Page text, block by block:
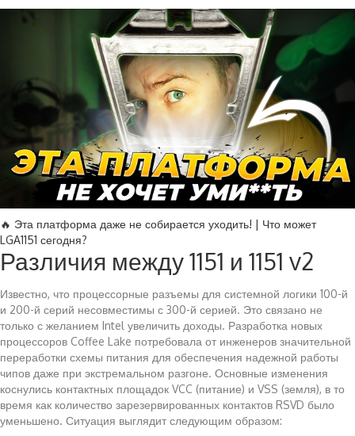
🔥 Эта платформа даже не собирается уходить! | Что может
LGA1151 сегодня?
Различия между 1151 и 1151 v2
Известно, что процессорные разъемы для системной логики 100-й
и 200-й серий несовместимы с 300-й серией. Это связано не
только с желанием Intel увеличить доходы. Разработка новых
процессоров Coffee Lake потребовала от инженеров значительной
переработки схемы питания для обеспечения надежной работы
чипов даже при экстремальном разгоне. Основные изменения
коснулись контактных площадок VCC (питание) и VSS (земля), в то
время как количество зарезервированных контактов RSVD было
уменьшено. Ситуация выглядит следующим образом: